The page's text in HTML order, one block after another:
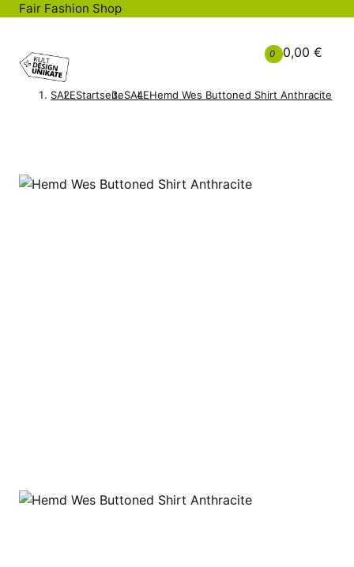
Fair Fashion Shop
0 0,00 €
SALEStartseiteSALEHemd Wes Buttoned Shirt Anthracite